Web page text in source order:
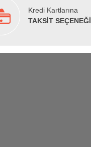
Kredi Kartlarına
TAKSİT SEÇENEĞİ